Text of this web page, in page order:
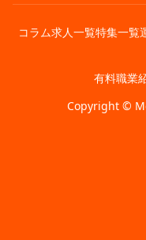
コラム求人一覧特集一覧
有料職業
Copyright ©